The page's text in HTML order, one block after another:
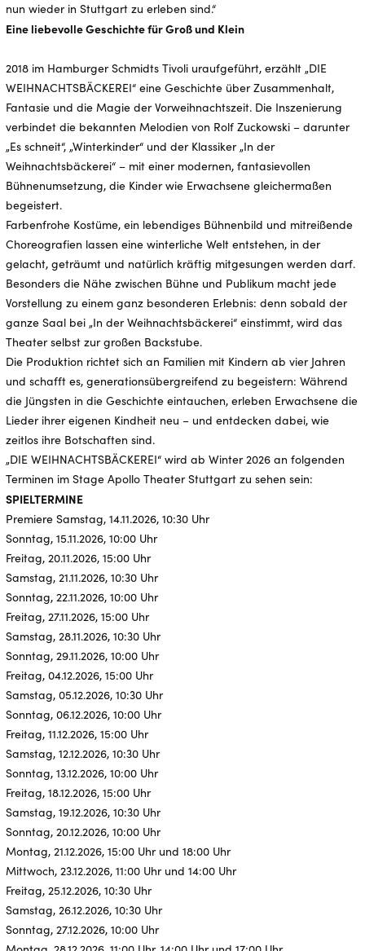
nun wieder in Stuttgart zu erleben sind.“
Eine liebevolle Geschichte für Groß und Klein
2018 im Hamburger Schmidts Tivoli uraufgeführt, erzählt „DIE
WEIHNACHTSBÄCKEREI“ eine Geschichte über Zusammenhalt,
Fantasie und die Magie der Vorweihnachtszeit. Die Inszenierung
verbindet die bekannten Melodien von Rolf Zuckowski – darunter
„Es schneit“, „Winterkinder“ und der Klassiker „In der
Weihnachtsbäckerei“ – mit einer modernen, fantasievollen
Bühnenumsetzung, die Kinder wie Erwachsene gleichermaßen
begeistert.
Farbenfrohe Kostüme, ein lebendiges Bühnenbild und mitreißende
Choreografien lassen eine winterliche Welt entstehen, in der
gelacht, geträumt und natürlich kräftig mitgesungen werden darf.
Besonders die Nähe zwischen Bühne und Publikum macht jede
Vorstellung zu einem ganz besonderen Erlebnis: denn sobald der
ganze Saal bei „In der Weihnachtsbäckerei“ einstimmt, wird das
Theater selbst zur großen Backstube.
Die Produktion richtet sich an Familien mit Kindern ab vier Jahren
und schafft es, generationsübergreifend zu begeistern: Während
die Jüngsten in die Geschichte eintauchen, erleben Erwachsene die
Lieder ihrer eigenen Kindheit neu – und entdecken dabei, wie
zeitlos ihre Botschaften sind.
„DIE WEIHNACHTSBÄCKEREI“ wird ab Winter 2026 an folgenden
Terminen im Stage Apollo Theater Stuttgart zu sehen sein:
SPIELTERMINE
Premiere Samstag, 14.11.2026, 10:30 Uhr
Sonntag, 15.11.2026, 10:00 Uhr
Freitag, 20.11.2026, 15:00 Uhr
Samstag, 21.11.2026, 10:30 Uhr
Sonntag, 22.11.2026, 10:00 Uhr
Freitag, 27.11.2026, 15:00 Uhr
Samstag, 28.11.2026, 10:30 Uhr
Sonntag, 29.11.2026, 10:00 Uhr
Freitag, 04.12.2026, 15:00 Uhr
Samstag, 05.12.2026, 10:30 Uhr
Sonntag, 06.12.2026, 10:00 Uhr
Freitag, 11.12.2026, 15:00 Uhr
Samstag, 12.12.2026, 10:30 Uhr
Sonntag, 13.12.2026, 10:00 Uhr
Freitag, 18.12.2026, 15:00 Uhr
Samstag, 19.12.2026, 10:30 Uhr
Sonntag, 20.12.2026, 10:00 Uhr
Montag, 21.12.2026, 15:00 Uhr und 18:00 Uhr
Mittwoch, 23.12.2026, 11:00 Uhr und 14:00 Uhr
Freitag, 25.12.2026, 10:30 Uhr
Samstag, 26.12.2026, 10:30 Uhr
Sonntag, 27.12.2026, 10:00 Uhr